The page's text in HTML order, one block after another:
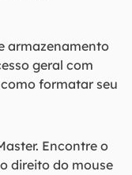
armazenamento
geral com
formatar seu
Encontre o
direito do mouse